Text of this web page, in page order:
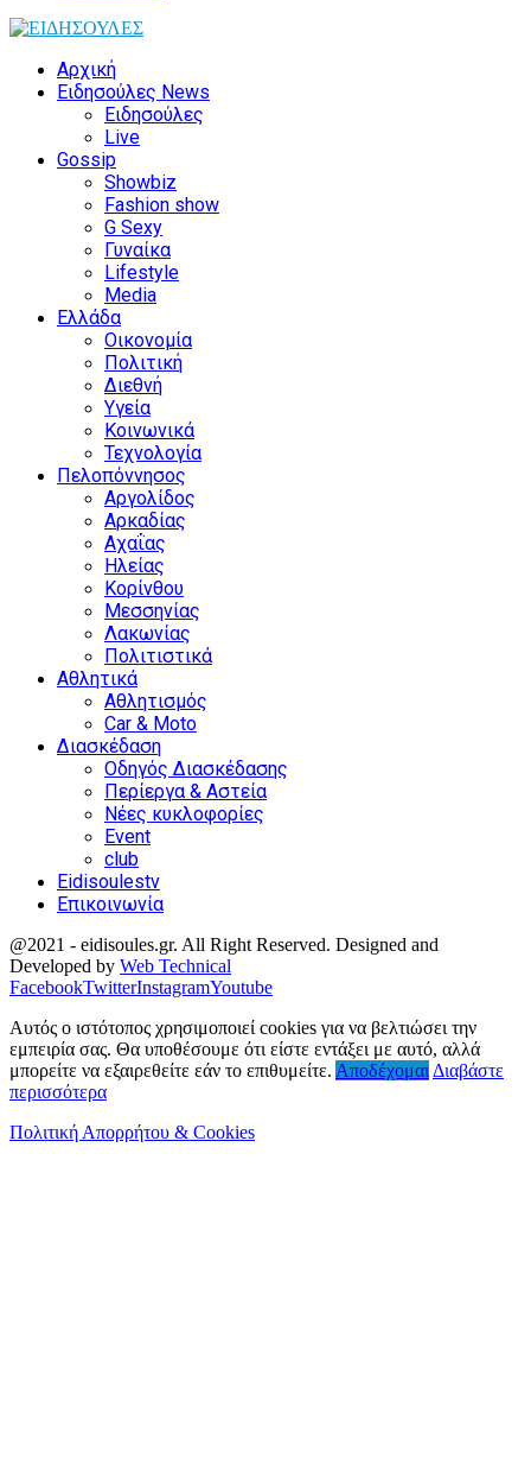
Αρχική
Ειδησούλες News
Ειδησούλες
Live
Gossip
Showbiz
Fashion show
G Sexy
Γυναίκα
Lifestyle
Media
Ελλάδα
Οικονομία
Πολιτική
Διεθνή
Υγεία
Κοινωνικά
Τεχνολογία
Πελοπόννησος
Αργολίδος
Αρκαδίας
Αχαΐας
Ηλείας
Κορίνθου
Μεσσηνίας
Λακωνίας
Πολιτιστικά
Αθλητικά
Αθλητισμός
Car & Moto
Διασκέδαση
Οδηγός Διασκέδασης
Περίεργα & Αστεία
Νέες κυκλοφορίες
Event
club
Eidisoulestv
Επικοινωνία
@2021 - eidisoules.gr. All Right Reserved. Designed and
Developed by Web Technical
FacebookTwitterInstagramYoutube
Αυτός ο ιστότοπος χρησιμοποιεί cookies για να βελτιώσει την
εμπειρία σας. Θα υποθέσουμε ότι είστε εντάξει με αυτό, αλλά
μπορείτε να εξαιρεθείτε εάν το επιθυμείτε. Αποδέχομαι Διαβάστε
περισσότερα
Πολιτική Απορρήτου & Cookies